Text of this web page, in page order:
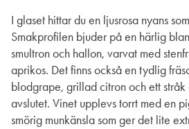
I glaset hittar du en ljusrosa nyans
Smakprofilen bjuder på en härlig
smultron och hallon, varvat med
aprikos. Det finns också en tydlig
blodgrape, grillad citron och ett stråk
avslutet. Vinet upplevs torrt med en
smörig munkänsla som ger det lite